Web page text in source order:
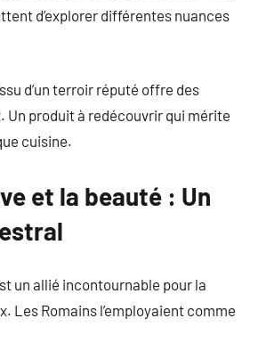
d’explorer différentes nuances
d’un terroir réputé offre des
Un produit à redécouvrir qui mérite
cuisine.
et la beauté : Un
un allié incontournable pour la
Les Romains l’employaient comme